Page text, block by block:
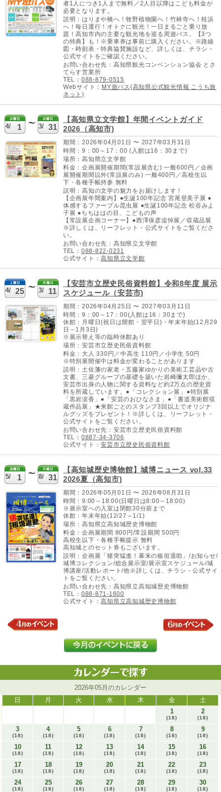
者1人につき1人まで無料／2人目以降はこども料金が
必要となります。
説明：はりまや橋へ！牧野植物園へ！竹林寺へ！桂浜
へ！毎日運行！オトクに観光！一日まるごと乗り放
題！高知市内の主要な観光地を巡る周遊バス。【3つ
の特典】も！※乗車券は事前に購入ください。※路線
図・時刻表・特典協賛施設など、詳しくは、チラシ・
公式サイトをご確認ください。
お問い合わせ先：高知県観光コンベンション協会 とさ
てらす営業所
TEL： 088-879-0515
Webサイト： MY遊バス(高知県公式観光情報 こうち旅
ネット)
4/ 1 3/ 31
【高知県立文学館】年間イベントガイド
2026（高知市)
期間：2026年04月01日 〜 2027年03月31日
時間：9：00～17：00 (入館は16：30まで)
場所：高知県立文学館
料金：企画展開催期間(常設展含む) 一般600円／企画
展開催期間以外(常設展のみ) 一般400円／高校生以
下・各種手帳持参 無料
説明：高知の文学の魅力をお届けします！
【企画展年間案内】●生誕100年記念 宮尾登美子展 ●
体感するファーブル昆虫展 ●生誕100年記念 松谷みよ
子展 ●ちちははの目、こどもの声
【常設展企画コーナー】●西澤保彦追悼展／収蔵品展
※詳しくは、リーフレット・公式サイトをご覧くださ
い。
お問い合わせ先：高知県立文学館
TEL： 088-822-0231
公式サイト：高知県立文学館
4/ 25 3/ 11
【安芸市立歴史民俗資料館】令和8年度 展示
スケジュール（安芸市)
期間：2026年04月25日 〜 2027年03月11日
時間：9：00～17：00(入館は16：30まで)
休館：月曜日(祝日は開館・翌平日)・年末年始(12月29
日～1月3日)
※展示替え等の臨時休館あり
場所：安芸市立歴史民俗資料館
料金：大人 330円／中高生 110円／小学生 50円
※特別展開催中は料金が変わることがあります
説明：土佐藩の家老・五藤家ゆかりの美術工芸品や古
文書、三菱グループの基礎を築いた岩崎彌太郎ほか、
安芸市出身の人物に関する資料など約2万点の歴史資
料を所蔵しています。●「コレクション展」●特別展
「黒岩涙香」●「安芸のおひなさま」●「書道美術館収
蔵作品展」★来館ごとのスタンプ3回以上でオリジナ
ルグッズをプレゼント！※詳しくは、リーフレット・
公式サイトをご覧ください。
お問い合わせ先：安芸市立歴史民俗資料館
TEL： 0887-34-3706
公式サイト：安芸市立歴史民俗資料館
5/ 1 8/ 31
【高知城歴史博物館】城博ニュース vol.33
2026夏（高知市)
期間：2026年05月01日 〜 2026年08月31日
時間：9:00～18:00(日曜日は8:00～18:00)
※展示室への入室は閉館30分前まで
休館：年末年始(12/27～1/1)
場所：高知県立高知城歴史博物館
料金：企画展期間 800円/常設期間 500円
高校生以下・各種手帳提示 無料
高知城とのセット券もございます。
説明：企画展「猪突猛進！幕末の板垣退助」/お知らせ/
城博コレクション/総合展示室/展示室スケジュール/城
博講座/活動レポート/他※詳しくは、チラシ・公式サイ
トをご覧ください。
お問い合わせ先：高知県立高知城歴史博物館
TEL： 088-871-1600
公式サイト：高知県立高知城歴史博物館
2026年05月のカレンダー
日
月 火 水 木 金
土
1
(18)
2
(18)
3
(18)
4
(18)
5
(18)
6
(18)
7
(18)
8
(18)
9
(18)
10
(18)
11
(18)
12
(18)
13
(18)
14
(18)
15
(18)
16
(18)
17
(18)
18
(18)
19
(18)
20
(18)
21
(18)
22
(18)
23
(18)
24
(18)
25
(18)
26
(18)
27
(18)
28
(18)
29
(18)
30
(18)